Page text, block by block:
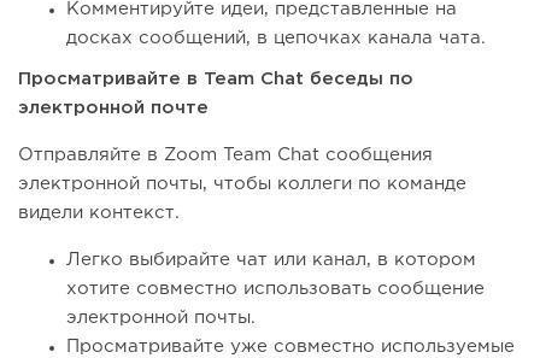
Комментируйте идеи, представленные на
досках сообщений, в цепочках канала чата.
Просматривайте в Team Chat беседы по
электронной почте
Отправляйте в Zoom Team Chat сообщения
электронной почты, чтобы коллеги по команде
видели контекст.
Легко выбирайте чат или канал, в котором
хотите совместно использовать сообщение
электронной почты.
Просматривайте уже совместно используемые